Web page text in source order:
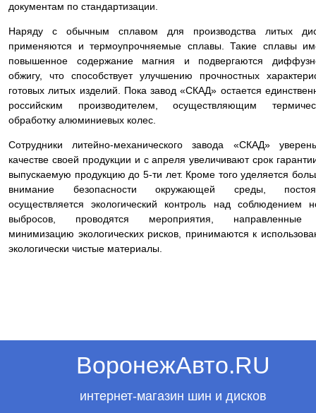
документам по стандартизации.
Наряду с обычным сплавом для производства литых
применяются и термоупрочняемые сплавы. Такие сплавы
повышенное содержание магния и подвергаются
обжигу, что способствует улучшению прочностных
готовых литых изделий. Пока завод «СКАД» остается
российским производителем, осуществляющим
обработку алюминиевых колес.
Сотрудники литейно-механического завода «СКАД»
качестве своей продукции и с апреля увеличивают срок
выпускаемую продукцию до 5-ти лет. Кроме того уделяется
внимание безопасности окружающей среды,
осуществляется экологический контроль над соблюдением
выбросов, проводятся мероприятия,
минимизацию экологических рисков, принимаются к
экологически чистые материалы.
ВоронежАвто.RU
интернет-магазин шин и дисков